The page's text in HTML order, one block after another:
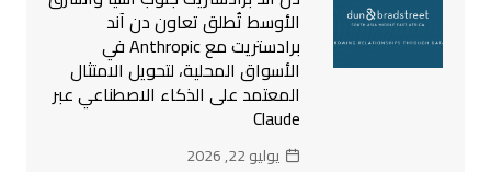
الأوسط تُطلق تعاون دن آند
برادستريت مع Anthropic في
الأسواق المحلية، لتحويل الامتثال
المعتمد على الذكاء الاصطناعي عبر
Claude
يوليو 22, 2026